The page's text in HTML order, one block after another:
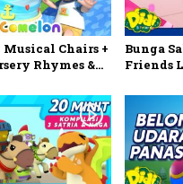
Chairs +
Rhymes &
Bunga
Friends